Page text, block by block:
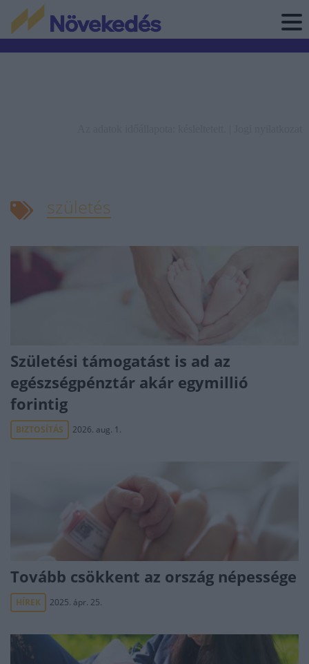
születés
Születési támogatást is ad az
egészségpénztár akár egymillió
forintig
BIZTOSÍTÁS 2026. aug. 1.
Tovább csökkent az ország népessége
HÍREK 2025. ápr. 25.